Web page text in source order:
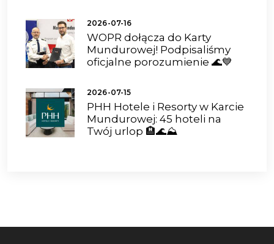
2026-07-16
WOPR dołącza do Karty
Mundurowej! Podpisaliśmy
oficjalne porozumienie 🌊💙
2026-07-15
PHH Hotele i Resorty w Karcie
Mundurowej: 45 hoteli na
Twój urlop 🏨🌊⛰️